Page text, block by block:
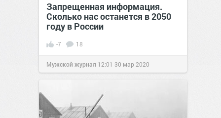
Запрещенная информация.
Сколько нас останется в 2050
году в России
-7 18
Мужской журнал 12:01 30 мар 2020